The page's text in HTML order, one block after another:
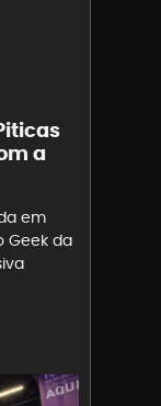
a
em
Geek da